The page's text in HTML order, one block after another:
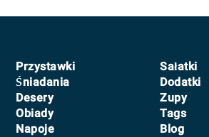
Przystawki
Śniadania
Desery
Obiady
Napoje
Sałatki
Dodatki
Zupy
Tags
Blog